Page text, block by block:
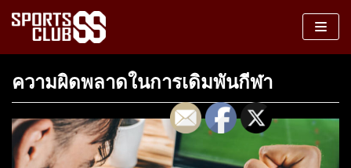
Skip
content
ความผิดพลาดในการเดิมพันกีฬา